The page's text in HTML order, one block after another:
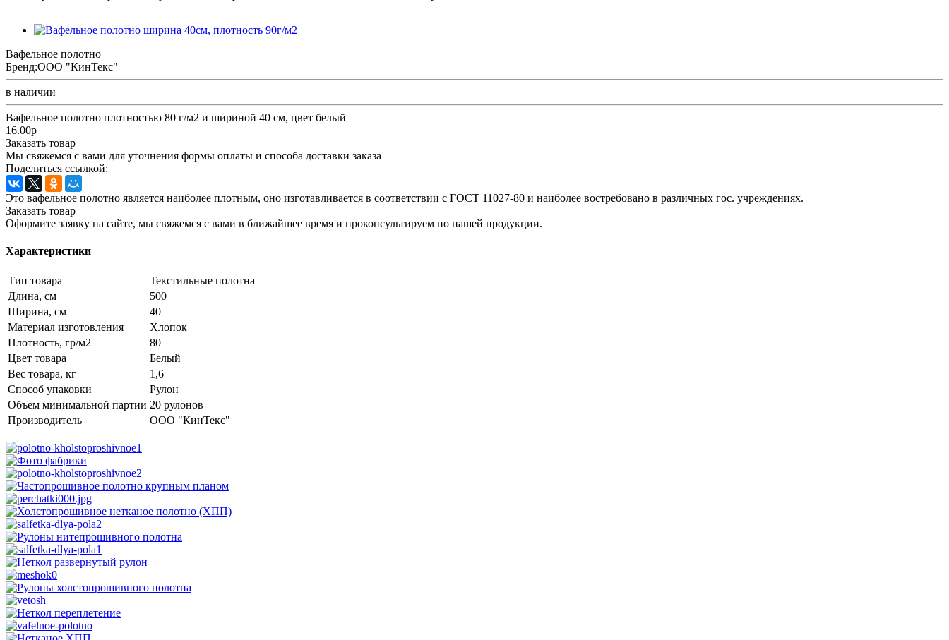
Вафельное полотно
Бренд:ООО "КинТекс"
в наличии
Вафельное полотно плотностью 80 г/м2 и шириной 40 см, цвет белый
16.00р
Заказать товар
Мы свяжемся с вами для уточнения формы оплаты и способа доставки заказа
Поделиться ссылкой:
Это вафельное полотно является наиболее плотным, оно изготавливается в соответствии с ГОСТ 11027-80 и наиболее востребовано в различных гос. учреждениях.
Заказать товар
Оформите заявку на сайте, мы свяжемся с вами в ближайшее время и проконсультируем по нашей продукции.
Характеристики
Тип товара
Текстильные полотна
Длина, см
500
Ширина, см
40
Материал изготовления
Хлопок
Плотность, гр/м2
80
Цвет товара
Белый
Вес товара, кг
1,6
Способ упаковки
Рулон
Объем минимальной партии 20 рулонов
Производитель
ООО "КинТекс"